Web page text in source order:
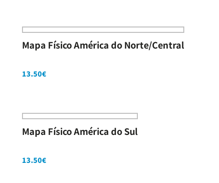
Mapa Físico América do Norte/Central
13.50€
Mapa Físico América do Sul
13.50€